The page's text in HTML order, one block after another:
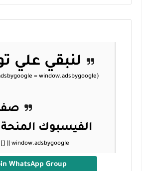
لنبقي علي
الفيسبوك المنحة
WhatsApp Group